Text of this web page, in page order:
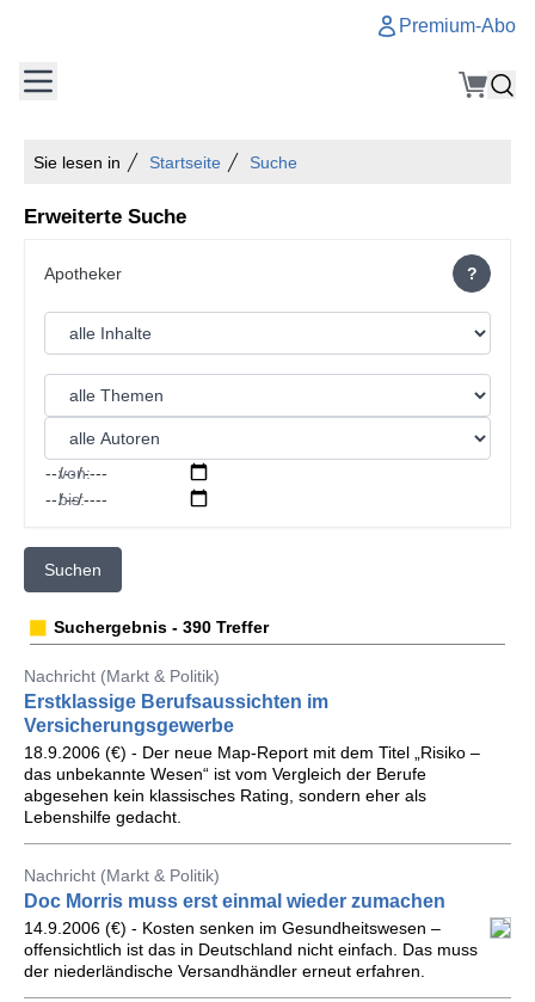
Premium-Abo
Sie lesen in Startseite Suche
Erweiterte Suche
?
von:
bis:
Suchen
Suchergebnis - 390 Treffer
Nachricht (Markt & Politik)
Erstklassige Berufsaussichten im
Versicherungsgewerbe
18.9.2006 (€) - Der neue Map-Report mit dem Titel „Risiko –
das unbekannte Wesen“ ist vom Vergleich der Berufe
abgesehen kein klassisches Rating, sondern eher als
Lebenshilfe gedacht.
Nachricht (Markt & Politik)
Doc Morris muss erst einmal wieder zumachen
14.9.2006 (€) - Kosten senken im Gesundheitswesen –
offensichtlich ist das in Deutschland nicht einfach. Das muss
der niederländische Versandhändler erneut erfahren.